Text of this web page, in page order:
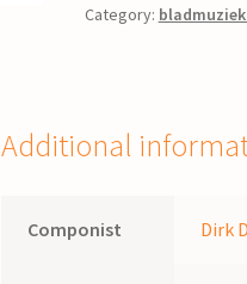
Category:
Additional
Componist Dirk